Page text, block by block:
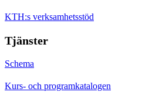
KTH:s verksamhetsstöd
Tjänster
Schema
Kurs- och programkatalogen